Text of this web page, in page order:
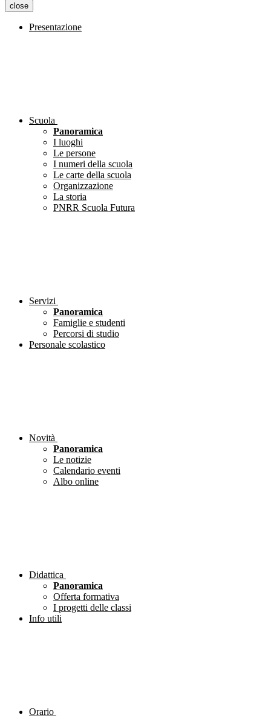
close
Presentazione
Scuola
Panoramica
I luoghi
Le persone
I numeri della scuola
Le carte della scuola
Organizzazione
La storia
PNRR Scuola Futura
Servizi
Panoramica
Famiglie e studenti
Percorsi di studio
Personale scolastico
Novità
Panoramica
Le notizie
Calendario eventi
Albo online
Didattica
Panoramica
Offerta formativa
I progetti delle classi
Info utili
Orario